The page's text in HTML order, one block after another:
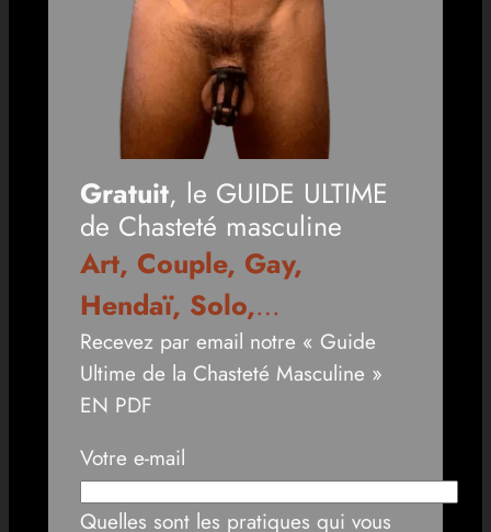
Gratuit, le GUIDE ULTIME
de Chasteté masculine
Art, Couple, Gay,
Hendaï, Solo,…
Recevez par email notre « Guide
Ultime de la Chasteté Masculine »
EN PDF
Votre e-mail
Quelles sont les pratiques qui vous